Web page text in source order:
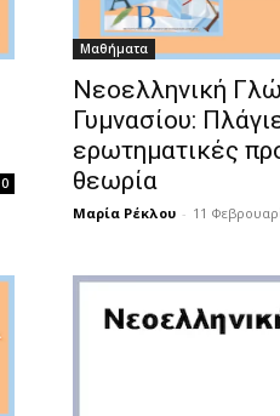
0
Μαθήματα
Νεοελληνική
Γυμνασίου:
ερωτηματικές
θεωρία
Μαρία Ρέκλου - 11